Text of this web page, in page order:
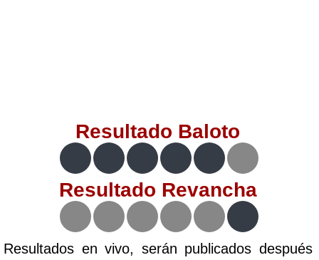
Lotería del Quindio
Lotería de Bogotá
Lotería de Risaralda
Resultado Baloto
Resultado Revancha
Resultados en vivo, serán publicados después